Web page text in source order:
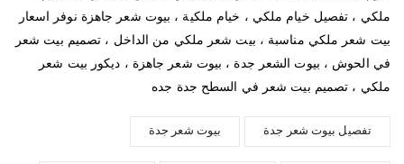
ملكي ، تفصيل خيام ملكي ، خيام ملكية ، بيوت شعر جاهزة نوفر اسعار
بيت شعر ملكي مناسبة ، بيت شعر ملكي من الداخل ، تصميم بيت شعر
في الحوش ، بيوت الشعر جدة ، بيوت شعر جاهزة ، ديكور بيت شعر
ملكي ، تصميم بيت شعر في السطح جدة جده
بيوت شعر جدة تفصيل بيوت شعر جدة